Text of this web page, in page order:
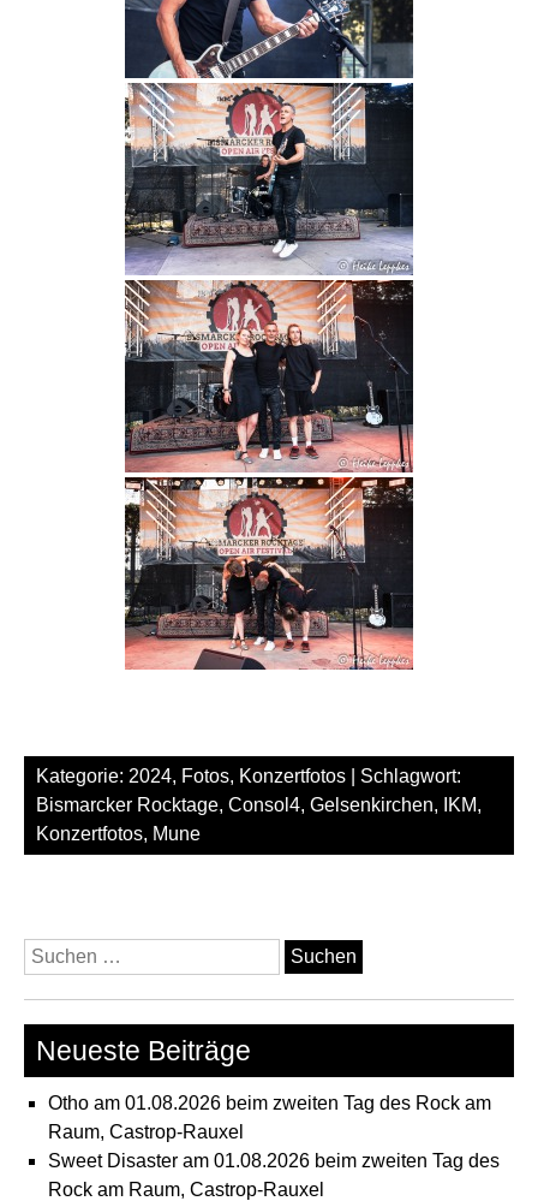
Kategorie: 2024, Fotos, Konzertfotos | Schlagwort:
Bismarcker Rocktage, Consol4, Gelsenkirchen, IKM,
Konzertfotos, Mune
Suchen
nach:
Neueste Beiträge
Otho am 01.08.2026 beim zweiten Tag des Rock am
Raum, Castrop-Rauxel
Sweet Disaster am 01.08.2026 beim zweiten Tag des
Rock am Raum, Castrop-Rauxel